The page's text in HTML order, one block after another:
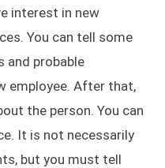
interest in new
You can tell some
and probable
employee. After that,
the person. You can
It is not necessarily
but you must tell